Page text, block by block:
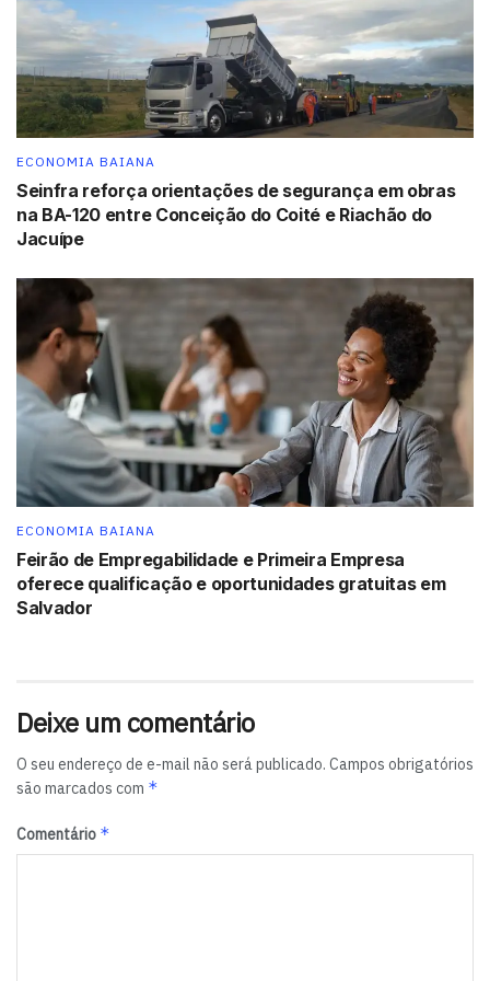
suas atividades, o que acaba estimulando o uso desse
tipo de entidade para fins ilícitos.
A utilização fraudulenta das cooperativas permitia ao
grupo usufruir de tratamento tributário diferenciado
indevido, e a descaracterização dessas entidades pode
levar a autuações por parte da Receita Federal de mais
de R$ 40 milhões.
Os envolvidos devem responder pelos crimes de
responsabilidade de prefeitos (Art. 1º, I do Decreto-Lei
201/67), fraude em licitação (Art. 90, da Lei 8.666/67),
organização criminosa (Art. 2º da Lei 12.850/13), além de
ato de improbidade (Lei nº 8.429/1992).
Tags: Caatiba
Controladoria Geral da União
Polícia Federal
Receita Federal
ECONOMIA BAIANA
Seinfra reforça orientações de segurança em obras
na BA-120 entre Conceição do Coité e Riachão do
Jacuípe
ECONOMIA BAIANA
Feirão de Empregabilidade e Primeira Empresa
oferece qualificação e oportunidades gratuitas em
Salvador
Deixe um comentário
O seu endereço de e-mail não será publicado. Campos obrigatórios
são marcados com *
Comentário *